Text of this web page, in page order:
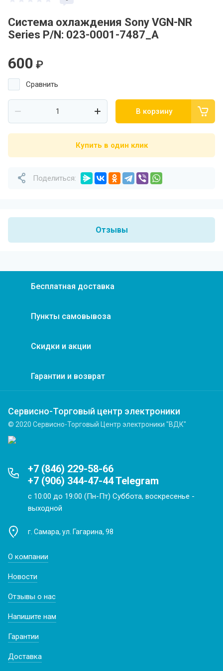
Система охлаждения Sony VGN-NR
Series P/N: 023-0001-7487_A
600 ₽
Сравнить
В корзину
Купить в один клик
Поделиться:
Отзывы
Бесплатная доставка
Пункты самовывоза
Скидки и акции
Гарантии и возврат
Сервисно-Торговый центр электроники
© 2020 Сервисно-Торговый Центр электроники "ВДК"
+7 (846) 229-58-66
+7 (906) 344-47-44 Telegram
с 10:00 до 19:00 (Пн-Пт) Суббота, воскресенье -
выходной
г. Самара, ул. Гагарина, 98
О компании
Новости
Отзывы о нас
Напишите нам
Гарантии
Доставка